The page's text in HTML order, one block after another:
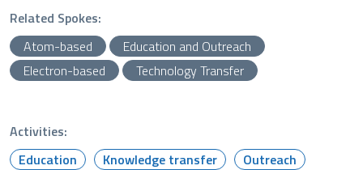
Related Spokes:
Atom-based
Education and Outreach
Electron-based
Technology Transfer
Activities:
Education
Knowledge transfer
Outreach